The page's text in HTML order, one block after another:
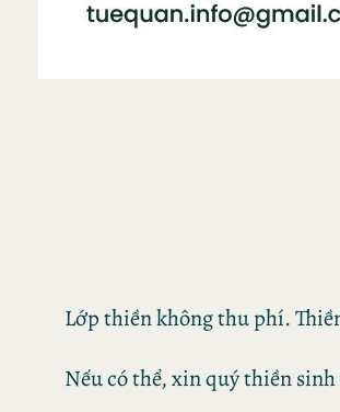
Lớp thiền không thu phí.
Nếu có thể, xin quý thiền